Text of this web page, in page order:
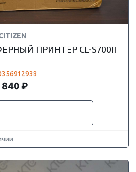
CITIZEN
ПРИНТЕР CL-S700II
840 ₽